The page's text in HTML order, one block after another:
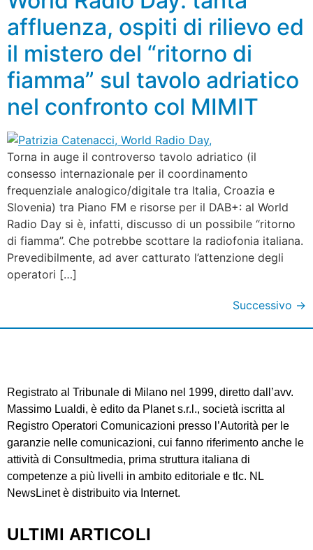
affluenza, ospiti di rilievo ed
il mistero del “ritorno di
fiamma” sul tavolo adriatico
nel confronto col MIMIT
Torna in auge il controverso tavolo adriatico (il
consesso internazionale per il coordinamento
frequenziale analogico/digitale tra Italia, Croazia e
Slovenia) tra Piano FM e risorse per il DAB+: al World
Radio Day si è, infatti, discusso di un possibile “ritorno
di fiamma”. Che potrebbe scottare la radiofonia italiana.
Prevedibilmente, ad aver catturato l’attenzione degli
operatori […]
Successivo →
Registrato al Tribunale di Milano nel 1999, diretto dall’avv.
Massimo Lualdi, è edito da Planet s.r.l., società iscritta al
Registro Operatori Comunicazioni presso l’Autorità per le
garanzie nelle comunicazioni, cui fanno riferimento anche le
attività di Consultmedia, prima struttura italiana di
competenze a più livelli in ambito editoriale e tlc. NL
NewsLinet è distribuito via Internet.
ULTIMI ARTICOLI